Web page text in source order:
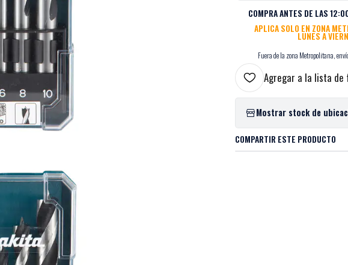
COMPRA ANTES DE LAS
APLICA SOLO EN ZONA
LUNES A
Fuera de la zona Metropolitana,
Agregar a la lista de
Mostrar stock de
COMPARTIR ESTE PRODUCTO